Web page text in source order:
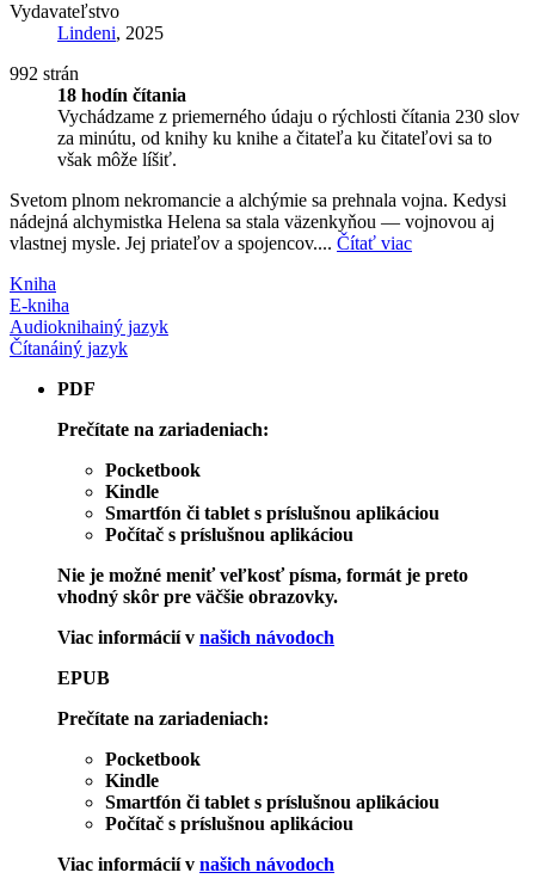
Vydavateľstvo
Lindeni, 2025
992 strán
18 hodín čítania
Vychádzame z priemerného údaju o rýchlosti čítania 230 slov
za minútu, od knihy ku knihe a čitateľa ku čitateľovi sa to
však môže líšiť.
Svetom plnom nekromancie a alchýmie sa prehnala vojna. Kedysi
nádejná alchymistka Helena sa stala väzenkyňou — vojnovou aj
vlastnej mysle. Jej priateľov a spojencov.... Čítať viac
Kniha
E-kniha
Audioknihainý jazyk
Čítanáiný jazyk
PDF
Prečítate na zariadeniach:
Pocketbook
Kindle
Smartfón či tablet s príslušnou aplikáciou
Počítač s príslušnou aplikáciou
Nie je možné meniť veľkosť písma, formát je preto
vhodný skôr pre väčšie obrazovky.
Viac informácií v našich návodoch
EPUB
Prečítate na zariadeniach:
Pocketbook
Kindle
Smartfón či tablet s príslušnou aplikáciou
Počítač s príslušnou aplikáciou
Viac informácií v našich návodoch